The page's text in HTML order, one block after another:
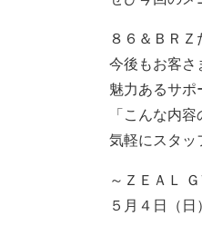
８６＆ＢＲ
今後もお客さ
魅力あるサポ
「こんな内
気軽にスタッ
～ＺＥＡＬ
５月４日（日